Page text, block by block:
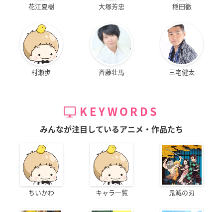
花江夏樹 大塚芳忠 稲田徹
村瀬歩 斉藤壮馬 三宅健太
KEYWORDS
みんなが注目しているアニメ・作品たち
ちいかわ キャラ一覧 鬼滅の刃